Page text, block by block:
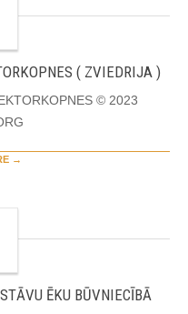
( ZVIEDRIJA )
© 2023
→
ĒKU BŪVNIECĪBĀ